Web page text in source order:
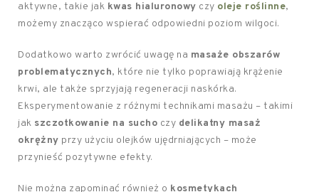
aktywne, takie jak kwas hialuronowy czy oleje roślinne,
możemy znacząco wspierać odpowiedni poziom wilgoci.
Dodatkowo warto zwrócić uwagę na masaże obszarów
problematycznych, które nie tylko poprawiają krążenie
krwi, ale także sprzyjają regeneracji naskórka.
Eksperymentowanie z różnymi technikami masażu – takimi
jak szczotkowanie na sucho czy delikatny masaż
okrężny przy użyciu olejków ujędrniających – może
przynieść pozytywne efekty.
Nie można zapominać również o kosmetykach